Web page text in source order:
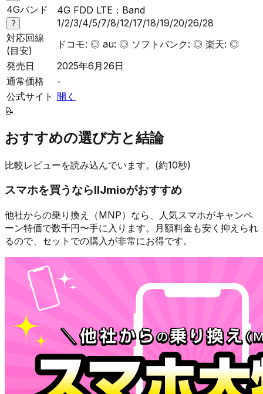
4Gバンド
?
4G FDD LTE：Band
1/2/3/4/5/7/8/12/17/18/19/20/26/28
対応回線
(目安)
ドコモ: ◎ au: ◎ ソフトバンク: ◎ 楽天: ◎
発売日
2025年6月26日
通常価格
-
公式サイト 開く
📝
おすすめの選び方と結論
比較レビューを読み込んでいます。(約10秒)
スマホを買うならIIJmioがおすすめ
他社からの乗り換え（MNP）なら、人気スマホがキャンペ
ーン特価で数千円〜手に入ります。月額料金も安く抑えられ
るので、セットでの購入が非常にお得です。